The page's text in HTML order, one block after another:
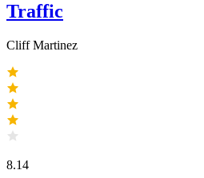
Traffic
Cliff Martinez
8.14